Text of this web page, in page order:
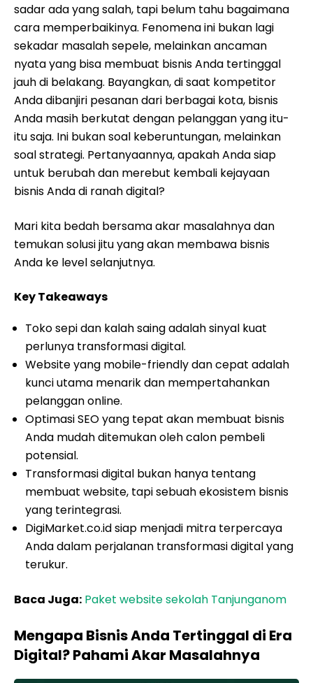
sadar ada yang salah, tapi belum tahu bagaimana
cara memperbaikinya. Fenomena ini bukan lagi
sekadar masalah sepele, melainkan ancaman
nyata yang bisa membuat bisnis Anda tertinggal
jauh di belakang. Bayangkan, di saat kompetitor
Anda dibanjiri pesanan dari berbagai kota, bisnis
Anda masih berkutat dengan pelanggan yang itu-
itu saja. Ini bukan soal keberuntungan, melainkan
soal strategi. Pertanyaannya, apakah Anda siap
untuk berubah dan merebut kembali kejayaan
bisnis Anda di ranah digital?
Mari kita bedah bersama akar masalahnya dan
temukan solusi jitu yang akan membawa bisnis
Anda ke level selanjutnya.
Key Takeaways
Toko sepi dan kalah saing adalah sinyal kuat
perlunya transformasi digital.
Website yang mobile-friendly dan cepat adalah
kunci utama menarik dan mempertahankan
pelanggan online.
Optimasi SEO yang tepat akan membuat bisnis
Anda mudah ditemukan oleh calon pembeli
potensial.
Transformasi digital bukan hanya tentang
membuat website, tapi sebuah ekosistem bisnis
yang terintegrasi.
DigiMarket.co.id siap menjadi mitra terpercaya
Anda dalam perjalanan transformasi digital yang
terukur.
Baca Juga: Paket website sekolah Tanjunganom
Mengapa Bisnis Anda Tertinggal di Era
Digital? Pahami Akar Masalahnya